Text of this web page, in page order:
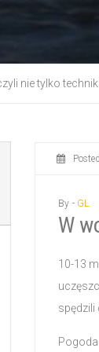
nie tylko
By - GL
W
10-13
spędzili